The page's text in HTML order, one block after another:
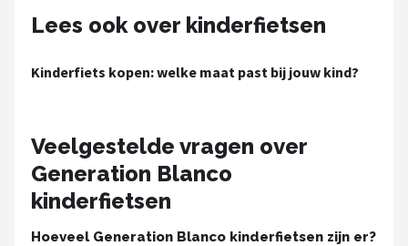
Cortina
Lees ook over kinderfietsen
Kinderfiets kopen: welke maat past bij jouw kind?
Veelgestelde vragen over
Generation Blanco
kinderfietsen
Hoeveel Generation Blanco kinderfietsen zijn er?